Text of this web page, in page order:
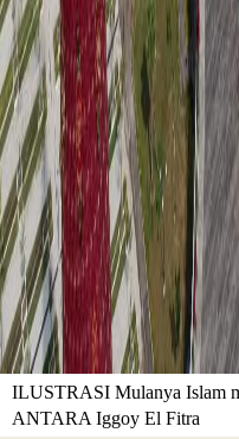
ILUSTRASI Mulanya Islam
ANTARA Iggoy El Fitra